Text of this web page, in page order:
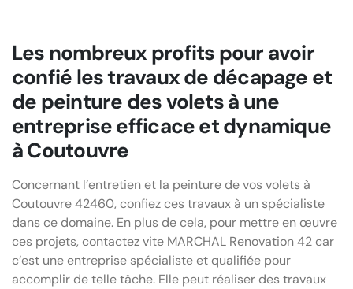
Les nombreux profits pour avoir
confié les travaux de décapage et
de peinture des volets à une
entreprise efficace et dynamique
à Coutouvre
Concernant l’entretien et la peinture de vos volets à
Coutouvre 42460, confiez ces travaux à un spécialiste
dans ce domaine. En plus de cela, pour mettre en œuvre
ces projets, contactez vite MARCHAL Renovation 42 car
c’est une entreprise spécialiste et qualifiée pour
accomplir de telle tâche. Elle peut réaliser des travaux